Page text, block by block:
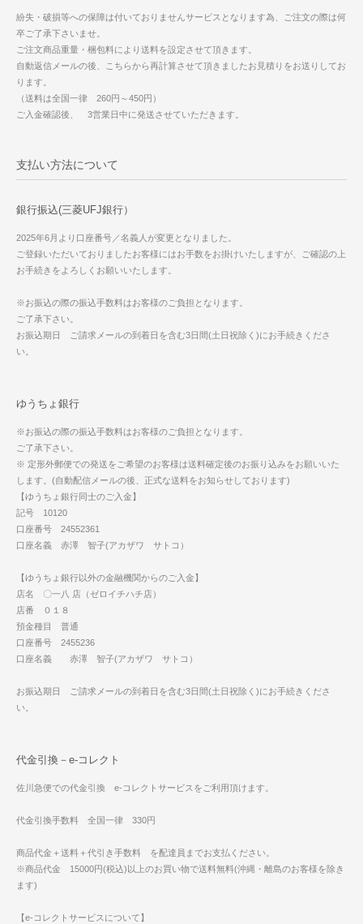
紛失・破損等への保障は付いておりませんサービスとなります為、ご注文の際は何
卒ご了承下さいませ。
ご注文商品重量・梱包料により送料を設定させて頂きます。
自動返信メールの後、こちらから再計算させて頂きましたお見積りをお送りしてお
ります。
（送料は全国一律 260円～450円）
ご入金確認後、 3営業日中に発送させていただきます。
支払い方法について
銀行振込(三菱UFJ銀行）
2025年6月より口座番号／名義人が変更となりました。
ご登録いただいておりましたお客様にはお手数をお掛けいたしますが、ご確認の上
お手続きをよろしくお願いいたします。
※お振込の際の振込手数料はお客様のご負担となります。
ご了承下さい。
お振込期日 ご請求メールの到着日を含む3日間(土日祝除く)にお手続きくださ
い。
ゆうちょ銀行
※お振込の際の振込手数料はお客様のご負担となります。
ご了承下さい。
※ 定形外郵便での発送をご希望のお客様は送料確定後のお振り込みをお願いいた
します。(自動配信メールの後、正式な送料をお知らせしております)
【ゆうちょ銀行同士のご入金】
記号 10120
口座番号 24552361
口座名義 赤澤 智子(アカザワ サトコ）
【ゆうちょ銀行以外の金融機関からのご入金】
店名 〇一八 店（ゼロイチハチ店）
店番 ０１８
預金種目 普通
口座番号 2455236
口座名義 赤澤 智子(アカザワ サトコ）
お振込期日 ご請求メールの到着日を含む3日間(土日祝除く)にお手続きくださ
い。
代金引換－e-コレクト
佐川急便での代金引換 e-コレクトサービスをご利用頂けます。
代金引換手数料 全国一律 330円
商品代金＋送料＋代引き手数料 を配達員までお支払ください。
※商品代金 15000円(税込)以上のお買い物で送料無料(沖縄・離島のお客様を除き
ます)
【e-コレクトサービスについて】